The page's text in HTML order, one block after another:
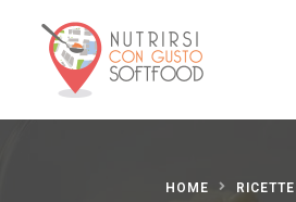
HOME RICETTE